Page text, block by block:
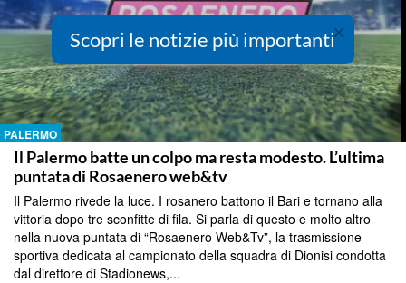
PALERMO
Il Palermo batte un colpo ma resta modesto. L’ultima
puntata di Rosaenero web&tv
Il Palermo rivede la luce. I rosanero battono il Bari e tornano alla
vittoria dopo tre sconfitte di fila. Si parla di questo e molto altro
nella nuova puntata di “Rosaenero Web&Tv”, la trasmissione
sportiva dedicata al campionato della squadra di Dionisi condotta
dal direttore di Stadionews,...
×
Scopri le notizie più importanti